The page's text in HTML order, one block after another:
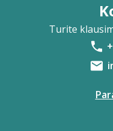
Turite